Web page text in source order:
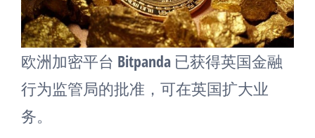
欧洲加密平台 Bitpanda 已获得英国金融
行为监管局的批准，可在英国扩大业
务。